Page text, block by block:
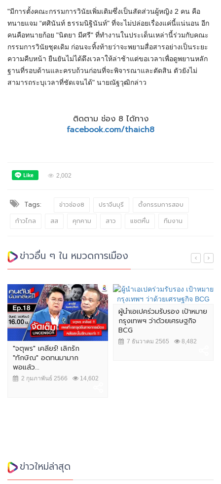
"มีการตั้งคณะกรรมการวินัยเพิ่มเติมซึ่งเป็นสัดส่วนผู้หญิง 2 คน คือ
ทนายแจม “ศศินันท์ ธรรมนิฐินันท์" ที่จะไม่ปล่อยเรื่องแค่นี้แน่นอน อีก
คนคือทนายก้อย "นิตยา มีศรี" ที่ทำงานในประเด็นเหล่านี้ร่วมกับคณะ
กรรมการวินัยชุดเดิม ก่อนจะทิ้งท้ายว่าจะพยามสื่อสารอย่างเป็นระยะ
ความคืบหน้า ยืนยันไม่ได้ดึงเวลาให้ล่าช้าแต่ขอเวลาเพื่อดูพยานหลัก
ฐานที่รอบด้านและครบถ้วนก่อนที่จะพิจารณาและตัดสิน ตัวยังไม่
สามารถระบุเวลาที่ชัดเจนได้" นายณัฐวุฒิกล่าว
ติดตาม ช่อง 8 ได้ทาง
facebook.com/thaich8
2,002
Tags: ข่าวช่อง8 ปราจีนบุรี
ตั้งกรรมการสอบ
ก้าวไกล
สส คุกคาม สาว แชตหื่น ทีมงาน
ข่าวอื่น ๆ ใน หมวดการเมือง
"จตุพร" เคลียร์! เลิกรัก
"ทักษิณ" อดทนมามาก
พอแล้ว...
2 กุมภาพันธ์ 2566 14,602
ผู้นำเอเปคร่วมรับรอง เป้าหมาย
กรุงเทพฯ ว่าด้วยเศรษฐกิจ
BCG
7 ธันวาคม 2565 8,482
ข่าวใหม่ล่าสุด